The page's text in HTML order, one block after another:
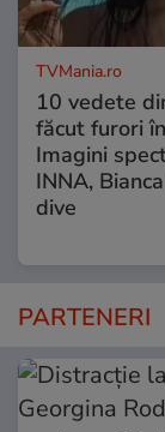
TVMania.ro
10 vedete
făcut furori
Imagini
INNA,
dive
PARTENERI